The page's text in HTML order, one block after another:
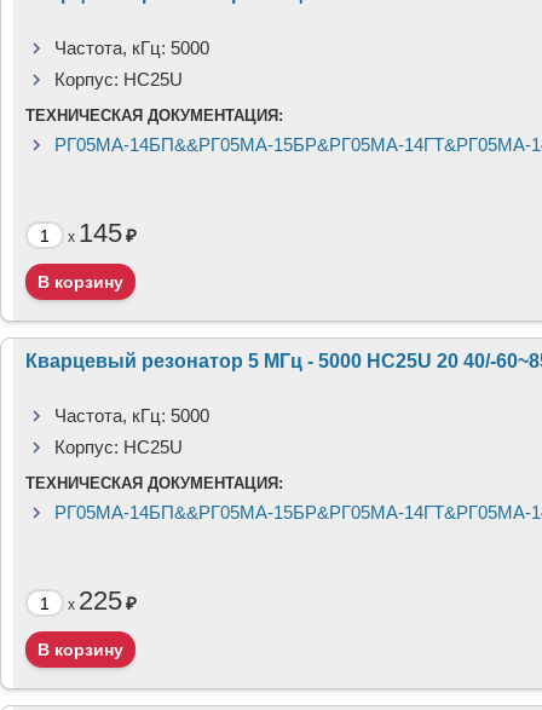
Частота, кГц: 5000
Корпус: HC25U
ТЕХНИЧЕСКАЯ ДОКУМЕНТАЦИЯ:
РГ05МА-14БП&&РГ05МА-15БР&РГ05МА-
x 145₽
Кварцевый резонатор 5 МГц - 5000 HC25U 20 40/-
Частота, кГц: 5000
Корпус: HC25U
ТЕХНИЧЕСКАЯ ДОКУМЕНТАЦИЯ:
РГ05МА-14БП&&РГ05МА-15БР&РГ05МА-
x 225₽